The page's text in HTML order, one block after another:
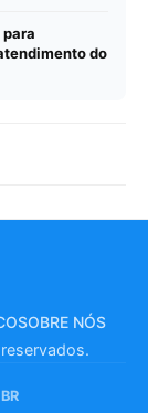
do
SOBRE NÓS